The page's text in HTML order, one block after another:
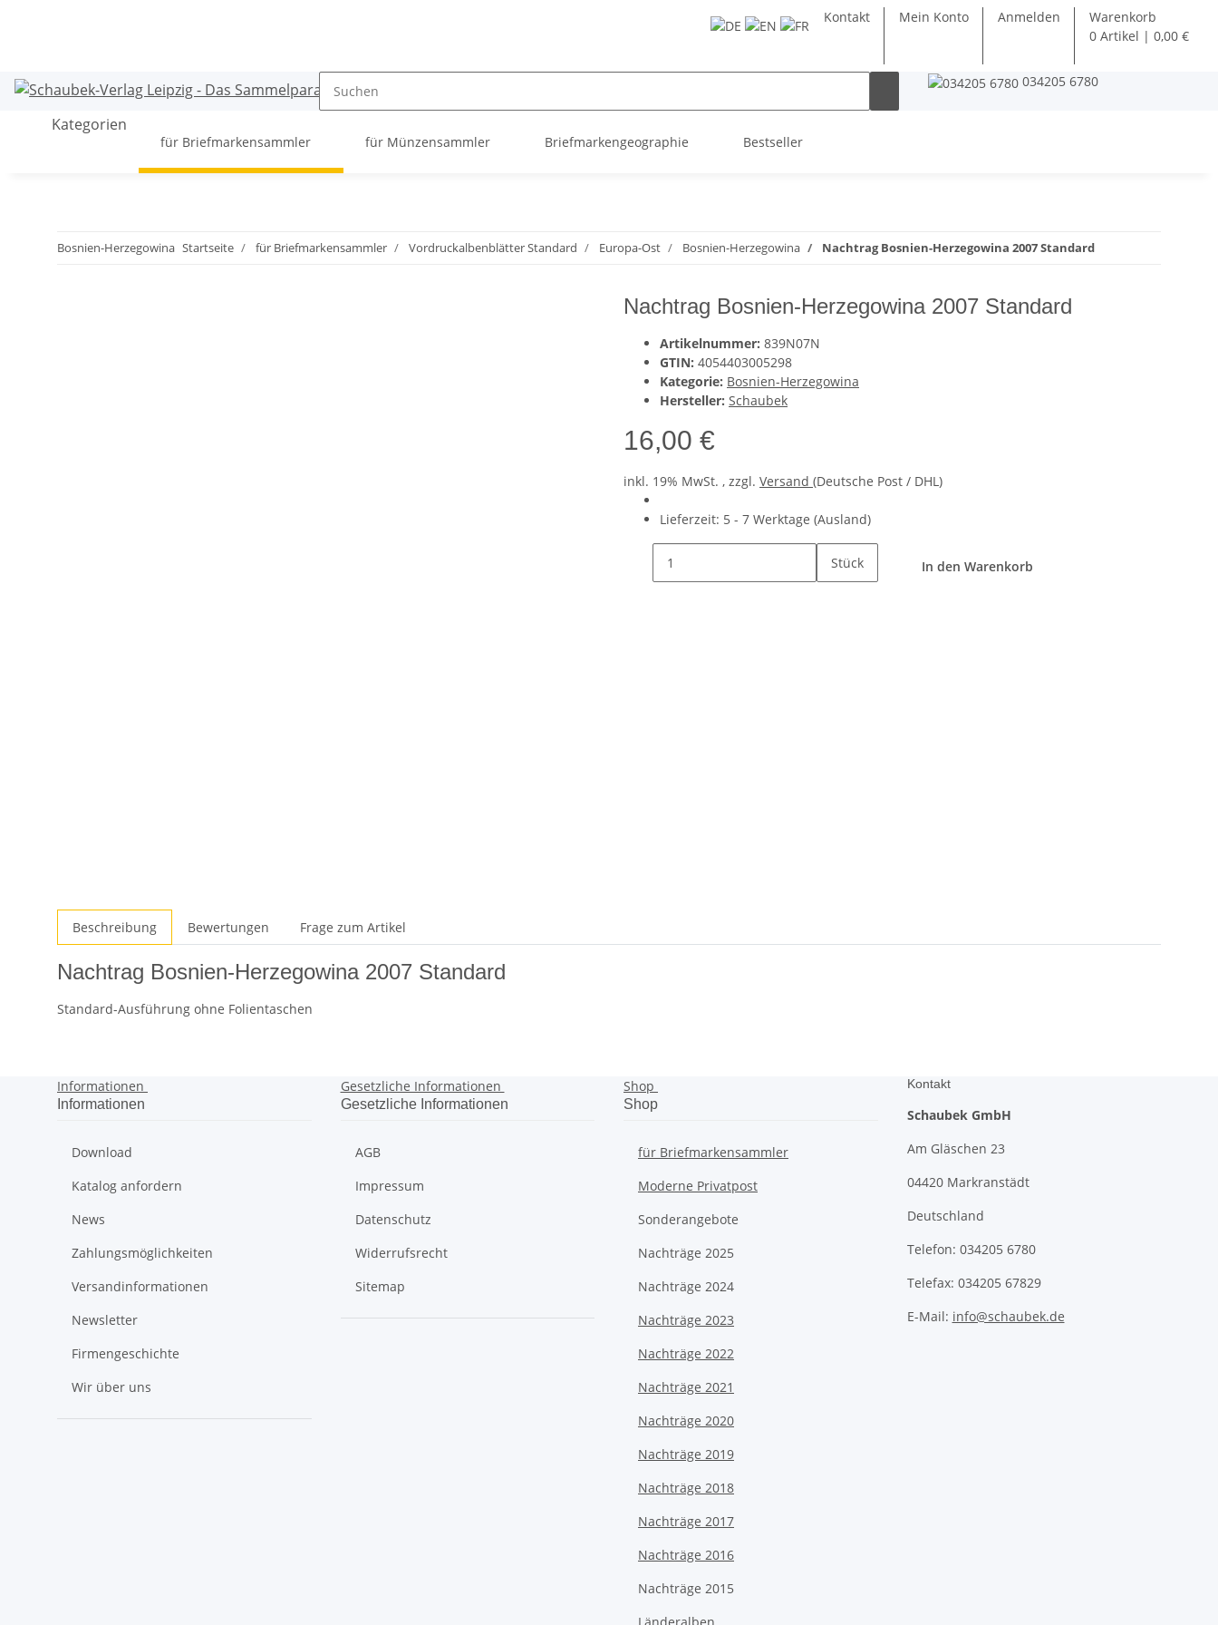
Kontakt Mein Konto Anmelden
Warenkorb
0 Artikel | 0,00 €
034205 6780
Kategorien
für Briefmarkensammler für Münzensammler Briefmarkengeographie Bestseller
Bosnien-Herzegowina Startseite für Briefmarkensammler Vordruckalbenblätter Standard Europa-Ost Bosnien-Herzegowina Nachtrag Bosnien-Herzegowina 2007 Standard
Nachtrag Bosnien-Herzegowina 2007 Standard
Artikelnummer: 839N07N
GTIN: 4054403005298
Kategorie: Bosnien-Herzegowina
Hersteller: Schaubek
16,00 €
inkl. 19% MwSt. , zzgl. Versand (Deutsche Post / DHL)
Lieferzeit: 5 - 7 Werktage (Ausland)
Stück In den Warenkorb
Beschreibung Bewertungen Frage zum Artikel
Nachtrag Bosnien-Herzegowina 2007 Standard
Standard-Ausführung ohne Folientaschen
Informationen
Informationen
Download
Katalog anfordern
News
Zahlungsmöglichkeiten
Versandinformationen
Newsletter
Firmengeschichte
Wir über uns
Gesetzliche Informationen
Gesetzliche Informationen
AGB
Impressum
Datenschutz
Widerrufsrecht
Sitemap
Shop
Shop
für Briefmarkensammler
Moderne Privatpost
Sonderangebote
Nachträge 2025
Nachträge 2024
Nachträge 2023
Nachträge 2022
Nachträge 2021
Nachträge 2020
Nachträge 2019
Nachträge 2018
Nachträge 2017
Nachträge 2016
Nachträge 2015
Kontakt
Schaubek GmbH
Am Gläschen 23
04420 Markranstädt
Deutschland
Telefon: 034205 6780
Telefax: 034205 67829
E-Mail: info@schaubek.de